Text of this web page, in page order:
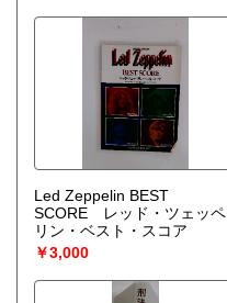
Led Zeppelin BEST
SCORE レッド・ツェッペ
リン・ベスト・スコア
￥3,000